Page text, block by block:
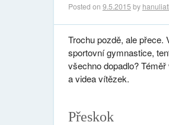
Posted on 9.5.2015 by
Trochu pozdě, ale
sportovní gymnastice,
všechno dopadlo?
a videa vítězek.
Přeskok